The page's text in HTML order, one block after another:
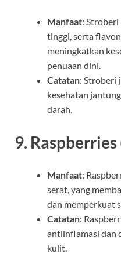
Manfaat:
tinggi, serta
meningkatkan
penuaan dini.
Catatan: Stroberi
kesehatan
darah.
9. Raspberries
Manfaat:
serat, yang
dan memperkuat
Catatan:
antiinflamasi dan
kulit.